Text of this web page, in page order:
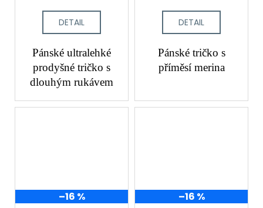
DETAIL
Pánské ultralehké
prodyšné tričko s
dlouhým rukávem
DETAIL
Pánské tričko s
příměsí merina
–16 % –16 %